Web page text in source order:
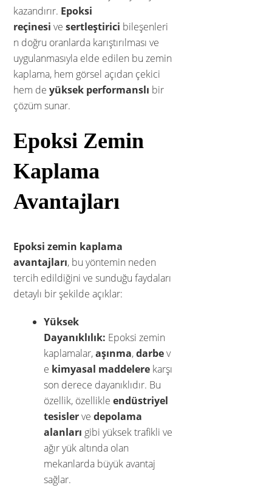
kazandırır. Epoksi
reçinesi vesertleştirici bileşenleri
n doğru oranlarda karıştırılması ve
uygulanmasıyla elde edilen bu zemin
kaplama, hem görsel açıdan çekici
hem deyüksek performanslı bir
çözüm sunar.
Epoksi Zemin
Kaplama
Avantajları
Epoksi zemin kaplama
avantajları, bu yöntemin neden
tercih edildiğini ve sunduğu faydaları
detaylı bir şekilde açıklar:
Yüksek
Dayanıklılık: Epoksi zemin
kaplamalar,aşınma,darbev
e kimyasal maddelere karşı
son derece dayanıklıdır. Bu
özellik, özellikleendüstriyel
tesislervedepolama
alanları gibi yüksek trafikli ve
ağır yük altında olan
mekanlarda büyük avantaj
sağlar.